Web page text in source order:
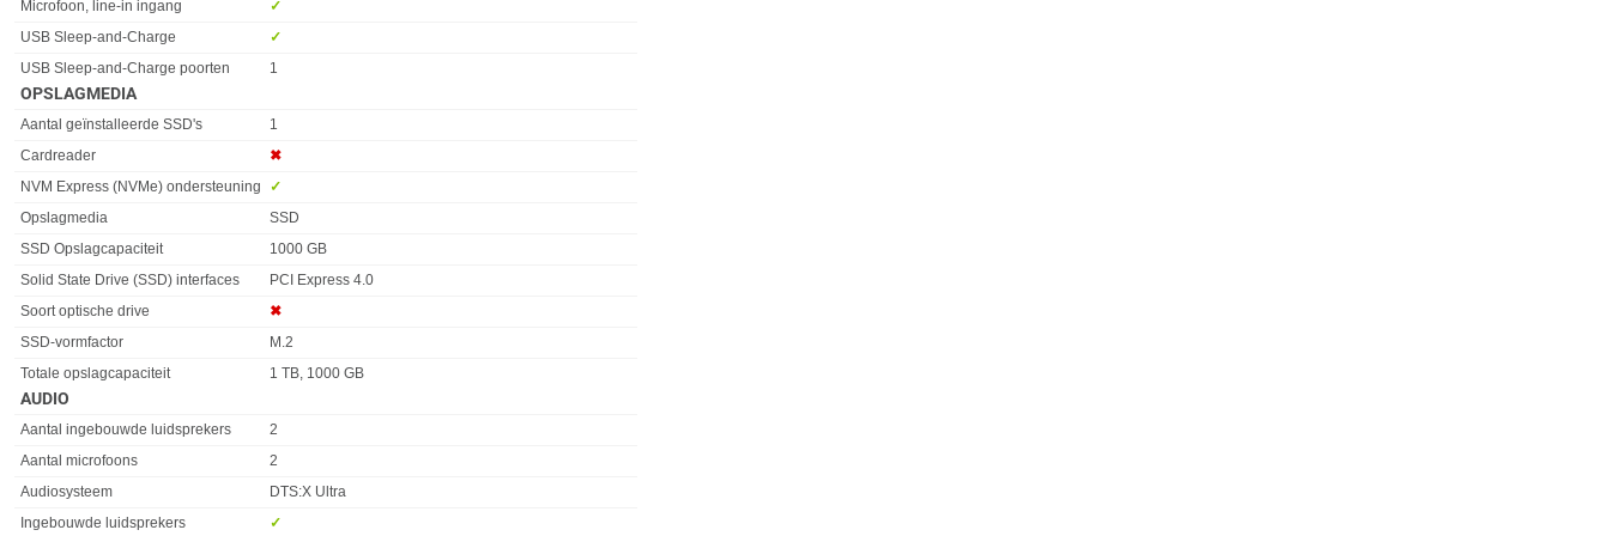
Microfoon, line-in ingang
✓︎
USB Sleep-and-Charge
✓︎
USB Sleep-and-Charge poorten
1
OPSLAGMEDIA
Eigenschap Waarde
Aantal geïnstalleerde SSD's
1
Cardreader
✖︎
NVM Express (NVMe) ondersteuning
✓︎
Opslagmedia
SSD
SSD Opslagcapaciteit
1000 GB
Solid State Drive (SSD) interfaces
PCI Express 4.0
Soort optische drive
✖︎
SSD-vormfactor
M.2
Totale opslagcapaciteit
1 TB, 1000 GB
AUDIO
Eigenschap Waarde
Aantal ingebouwde luidsprekers
2
Aantal microfoons
2
Audiosysteem
DTS:X Ultra
Ingebouwde luidsprekers
✓︎